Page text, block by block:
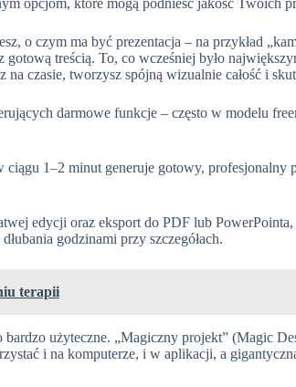
o czym ma być prezentacja – na przykład
treścią. To, co wcześniej było
czasie, tworzysz spójną wizualnie całość i
darmowe funkcje – często w modelu
1–2 minut generuje gotowy, profesjonalny
edycji oraz eksport do PDF lub PowerPointa,
godzinami przy szczegółach.
terapii
użyteczne. „Magiczny projekt” (Magic
i na komputerze, i w aplikacji, a